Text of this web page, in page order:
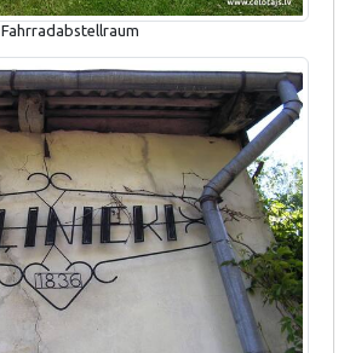
Fahrradabstellraum